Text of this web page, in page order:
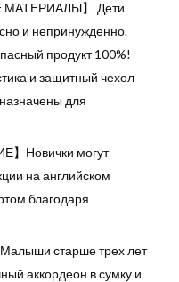
】 Дети
и непринужденно.
продукт 100%!
и защитный чехол
для
Новички могут
на английском
благодаря
старше трех лет
аккордеон в сумку и